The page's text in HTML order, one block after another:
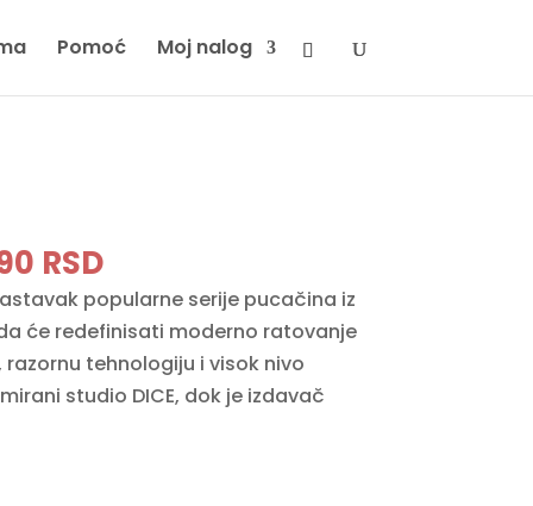
Pomoć Moj nalog
RSD.
RSDCurrent
price
is:
19990 RSD.
popularne serije pucačina iz
će redefinisati moderno ratovanje
tehnologiju i visok nivo
studio DICE, dok je izdavač